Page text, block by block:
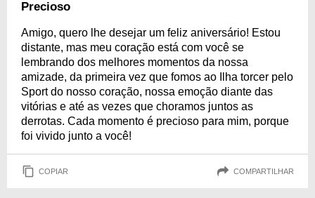
Precioso
Amigo, quero lhe desejar um feliz aniversário! Estou
distante, mas meu coração está com você se
lembrando dos melhores momentos da nossa
amizade, da primeira vez que fomos ao Ilha torcer pelo
Sport do nosso coração, nossa emoção diante das
vitórias e até as vezes que choramos juntos as
derrotas. Cada momento é precioso para mim, porque
foi vivido junto a você!
COPIAR COMPARTILHAR